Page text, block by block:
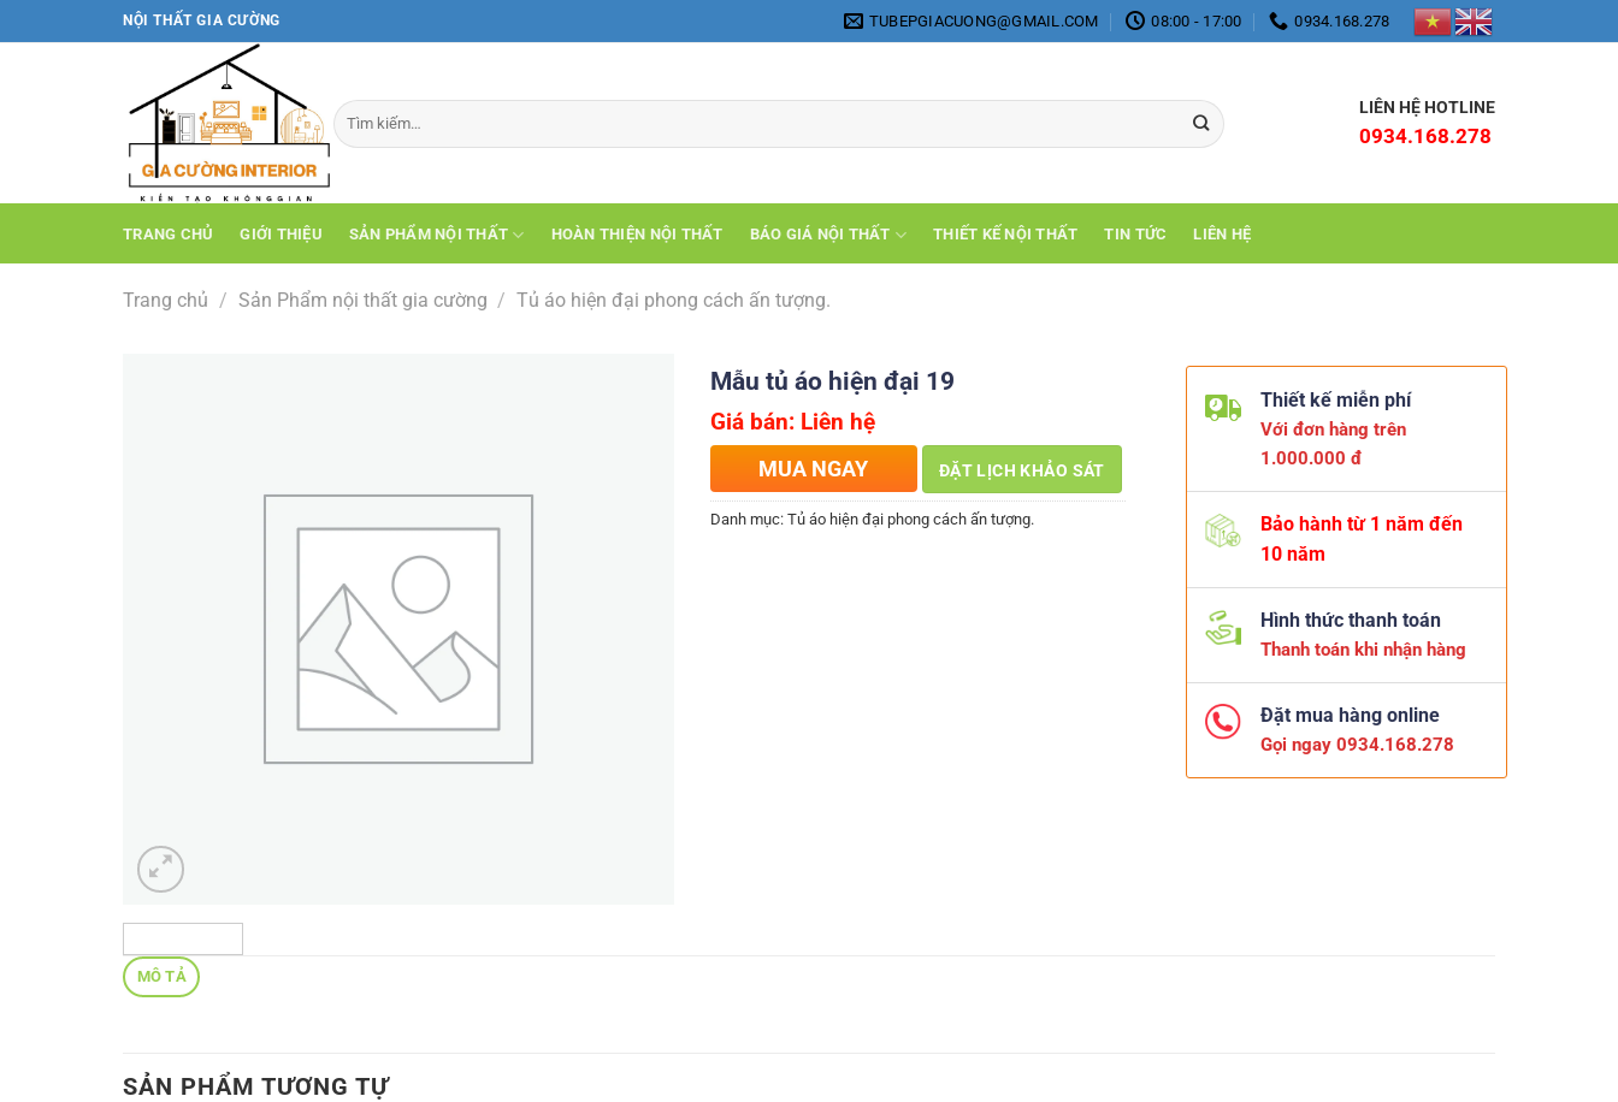
qua
NỘI THẤT GIA CƯỜNG TUBEPGIACUONG@GMAIL.COM 08:00 - 17:00 0934.168.278
LIÊN HỆ HOTLINE
0934.168.278
TRANG CHỦ GIỚI THIỆU SẢN PHẨM NỘI THẤT HOÀN THIỆN NỘI THẤT BÁO GIÁ NỘI THẤT THIẾT KẾ NỘI THẤT TIN TỨC LIÊN HỆ
Trang chủ / Sản Phẩm nội thất gia cường / Tủ áo hiện đại phong cách ấn tượng.
Mẫu tủ áo hiện đại 19
Giá bán: Liên hệ
MUA NGAY ĐẶT LỊCH KHẢO SÁT
Danh mục: Tủ áo hiện đại phong cách ấn tượng.
Thiết kế miễn phí
Với đơn hàng trên
1.000.000 đ
Bảo hành từ 1 năm đến
10 năm
Hình thức thanh toán
Thanh toán khi nhận hàng
Đặt mua hàng online
Gọi ngay 0934.168.278
MÔ TẢ
SẢN PHẨM TƯƠNG TỰ